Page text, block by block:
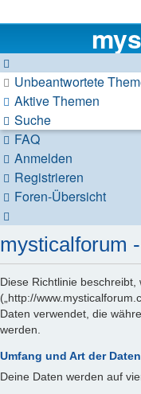
Unbeantwortete
Aktive Themen
Suche
FAQ
Anmelden
Registrieren
Foren-Übersicht
mysticalforum
Diese Richtlinie beschreibt,
(„http://
Daten verwendet, die
werden.
Umfang und Art der
Deine Daten werden auf